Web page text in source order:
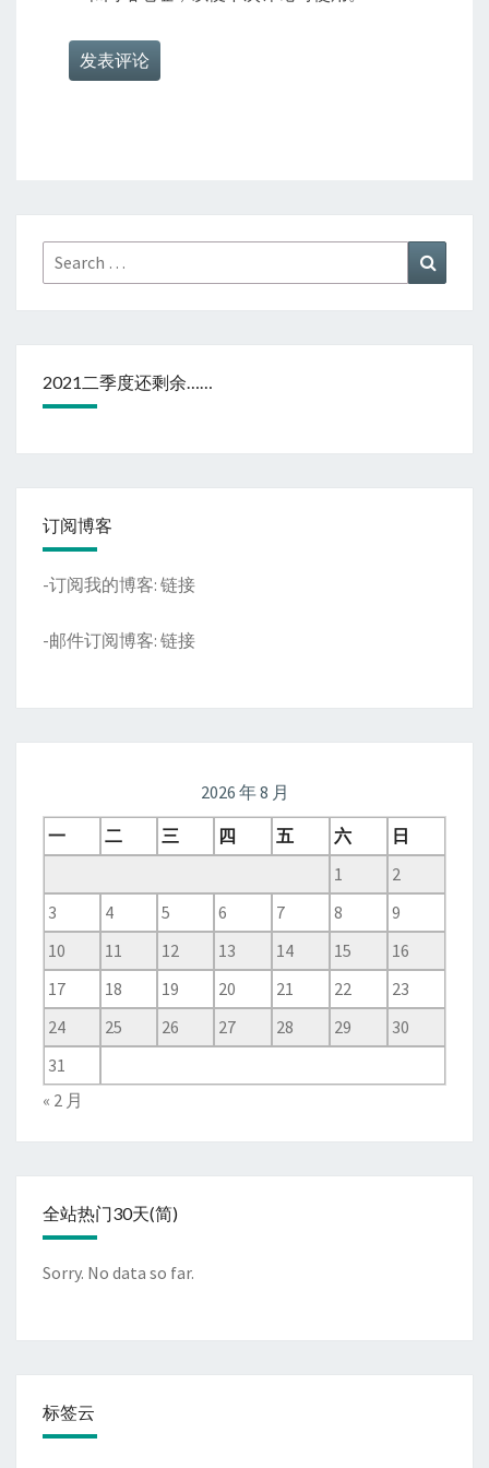
Search
for:
2021二季度还剩余……
订阅博客
-订阅我的博客: 链接
-邮件订阅博客: 链接
2026 年 8 月
一
二 三 四 五 六
日
1
2
3
4 5 6 7 8
9
10
11 12 13 14 15
16
17
18 19 20 21 22
23
24
25 26 27 28 29
30
31
« 2 月
全站热门30天(简)
Sorry. No data so far.
标签云